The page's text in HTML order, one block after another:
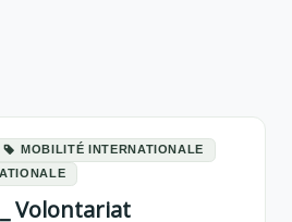
MOBILITÉ INTERNATIONALE
Volontariat